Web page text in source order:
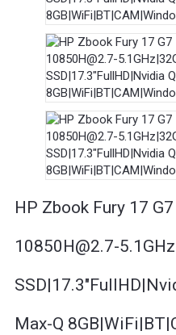
HP Zbook Fury 17
10850H@2.7-
Max-Q